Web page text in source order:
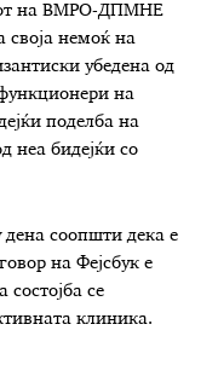
на ВМРО-ДПМНЕ
своја немоќ на
убедена од
на
поделба на
неа бидејќи со
соопшти дека е
на Фејсбук е
се
клиника.